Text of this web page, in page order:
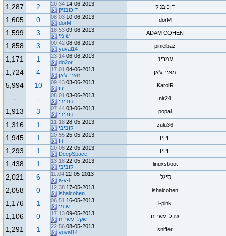
דוכובניק 14-06-2013
20:34
דוכובניק
2
1,287
dorM
10-06-2013
08:03
dorM
0
1,605
ADAM COHEN
09-06-2013
18:53
שימי
3
1,599
pinielbaz
08-06-2013
00:42
yuval14
3
1,858
עמרי1 06-06-2013
23:14
do2or
1
1,171
מאיר ג'אן 04-06-2013
17:01
מאיר ג'אן
4
1,724
KarolR
03-06-2013
09:43
זיו
10
5,994
nir24
03-06-2013
08:01
קוביבי
-
-
popai
03-06-2013
07:44
קוביבי
3
1,913
zulu36
28-05-2013
11:18
קוביבי
1
1,316
PPF
25-05-2013
20:55
זיו
1
1,945
PPF
22-05-2013
20:08
DeepSpace
1
1,293
linuxsboot
22-05-2013
13:18
קוביבי
1
1,438
סיגל. 22-05-2013
11:04
a-v-i
6
2,021
ishaicohen
17-05-2013
12:38
ishaicohen
0
2,058
i-pink
16-05-2013
06:51
שימי
1
1,176
שקל_עשרים 09-05-2013
17:13
שקל_עשרים
0
1,106
sniffer
08-05-2013
22:56
yuval14
1
1,291